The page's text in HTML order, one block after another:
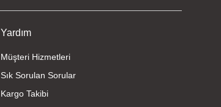
Yardım
Müşteri Hizmetleri
Sık Sorulan Sorular
Kargo Takibi